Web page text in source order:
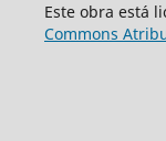
Este obra está
Commons